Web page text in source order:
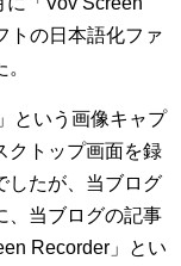
トの日本語化ファ
という画像キャプ
クトップ画面を録
したが、当ブログ
、当ブログの記事
Recorder」とい